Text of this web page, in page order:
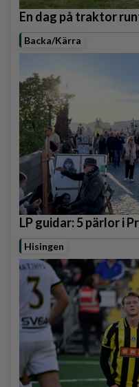
En dag på traktor
Backa/Kärra
LP guidar: 5 pärlor i
Hisingen